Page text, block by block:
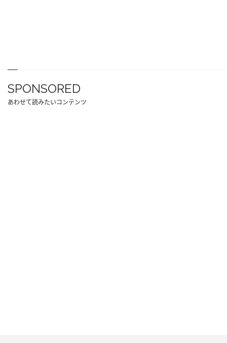
SPONSORED
あわせて読みたいコンテンツ